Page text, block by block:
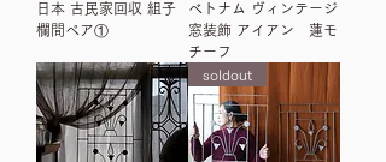
日本 古民家回収 組子
欄間ペア①
ベトナム ヴィンテージ
窓装飾 アイアン 蓮モ
チーフ
soldout